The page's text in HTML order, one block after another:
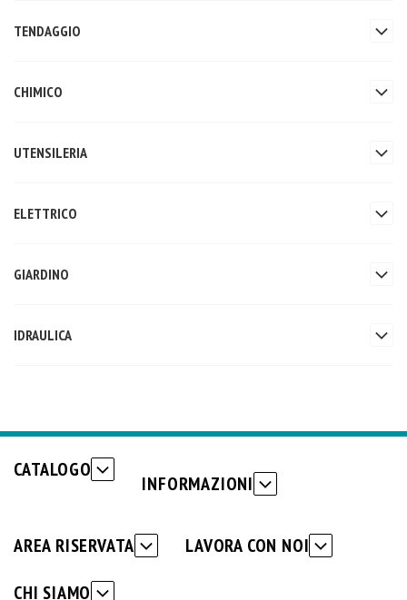
TENDAGGIO
CHIMICO
UTENSILERIA
ELETTRICO
GIARDINO
IDRAULICA
CHI SIAMO
CATALOGO
INFORMAZIONI
AREA RISERVATA LAVORA CON NOI